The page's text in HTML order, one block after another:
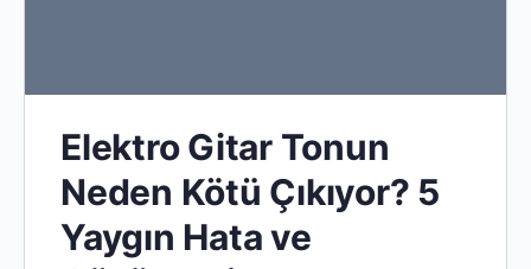
Elektro Gitar Tonun
Neden Kötü Çıkıyor? 5
Yaygın Hata ve